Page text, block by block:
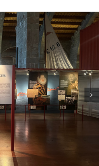
7 vaixells, 7
de comunicació